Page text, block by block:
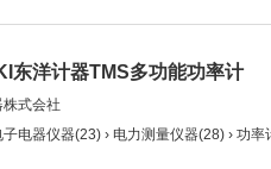
东洋计器TMS多功能功率计
式会社
子电器仪器(23) › 电力测量仪器(28) › 功率